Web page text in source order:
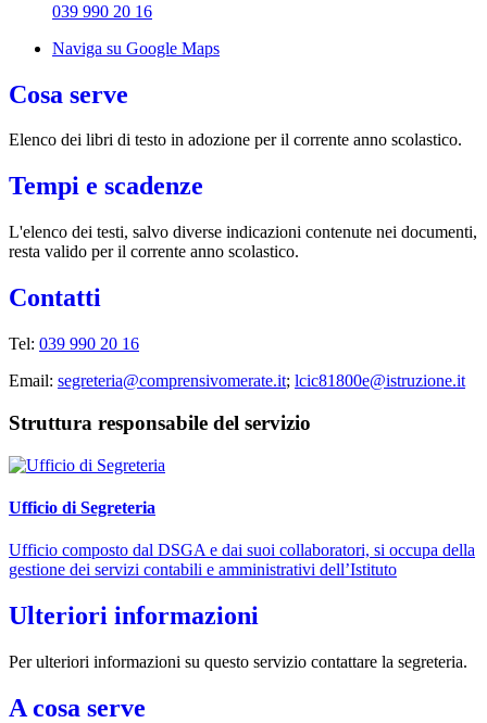
039 990 20 16
Naviga su Google Maps
Cosa serve
Elenco dei libri di testo in adozione per il corrente anno scolastico.
Tempi e scadenze
L'elenco dei testi, salvo diverse indicazioni contenute nei documenti,
resta valido per il corrente anno scolastico.
Contatti
Tel: 039 990 20 16
Email: segreteria@comprensivomerate.it; lcic81800e@istruzione.it
Struttura responsabile del servizio
Ufficio di Segreteria
Ufficio composto dal DSGA e dai suoi collaboratori, si occupa della
gestione dei servizi contabili e amministrativi dell’Istituto
Ulteriori informazioni
Per ulteriori informazioni su questo servizio contattare la segreteria.
A cosa serve